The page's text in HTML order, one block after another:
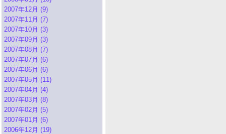
2007年12月 (9)
2007年11月 (7)
2007年10月 (3)
2007年09月 (3)
2007年08月 (7)
2007年07月 (6)
2007年06月 (6)
2007年05月 (11)
2007年04月 (4)
2007年03月 (8)
2007年02月 (5)
2007年01月 (6)
2006年12月 (19)